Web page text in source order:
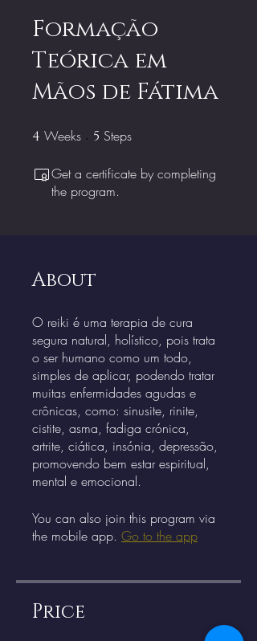
Formação
Teórica em
Mãos de Fátima
4 Weeks 4 Weeks
5 Steps
Get a certificate by completing
the program.
About
O reiki é uma terapia de cura
segura natural, holístico, pois trata
o ser humano como um todo,
simples de aplicar, podendo tratar
muitas enfermidades agudas e
crônicas, como: sinusite, rinite,
cistite, asma, fadiga crónica,
artrite, ciática, insónia, depressão,
promovendo bem estar espiritual,
You can also join this program via
the mobile app. Go to the app
Price